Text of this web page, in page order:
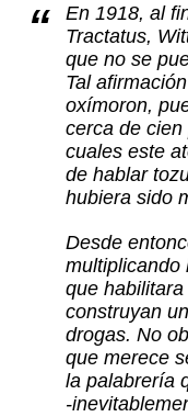
En 1918, al
Tractatus,
que no se
Tal
oxímoron,
cerca de
cuales este
de hablar
hubiera sido
Desde
multiplicando
que
construyan
drogas. No
que merece
la palabrería
-